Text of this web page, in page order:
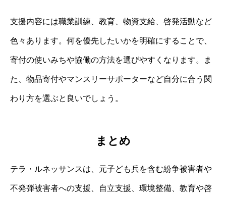
支援内容には職業訓練、教育、物資支給、啓発活動など
色々あります。何を優先したいかを明確にすることで、
寄付の使いみちや協働の方法を選びやすくなります。ま
た、物品寄付やマンスリーサポーターなど自分に合う関
わり方を選ぶと良いでしょう。
まとめ
テラ・ルネッサンスは、元子ども兵を含む紛争被害者や
不発弾被害者への支援、自立支援、環境整備、教育や啓